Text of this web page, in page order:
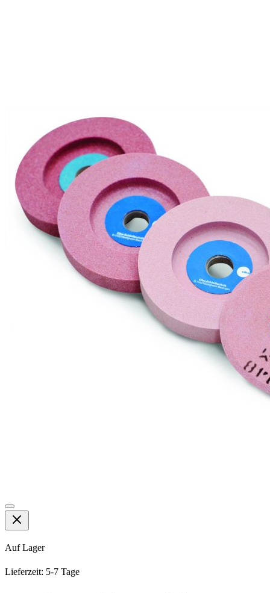
Auf Lager
Lieferzeit: 5-7 Tage